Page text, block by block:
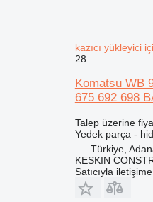
kazıcı yükleyici
28
Komatsu WB
675 692 698
Talep üzerine
Yedek parça -
Türkiye,
KESKIN
Satıcıyla